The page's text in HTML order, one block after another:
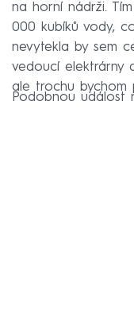
na horní nádrži.
000 kubíků vody,
nevytekla by sem
vedoucí elektrárny
ale trochu bychom
Podobnou událost